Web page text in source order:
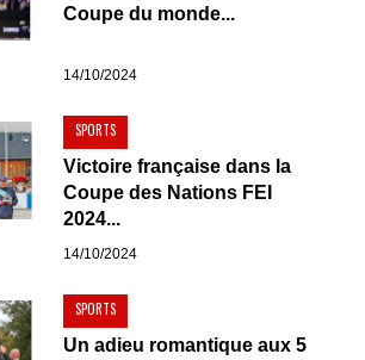
Coupe du monde...
14/10/2024
SPORTS
Victoire française dans la
Coupe des Nations FEI
2024...
14/10/2024
SPORTS
Un adieu romantique aux 5